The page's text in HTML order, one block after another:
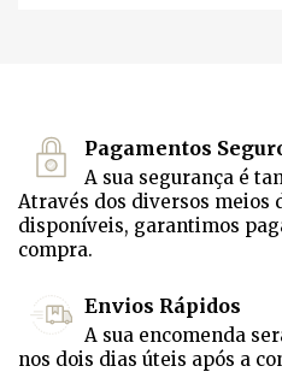
Pagamentos
A sua segurança é
Através dos diversos meios
disponíveis, garantimos
compra.
Envios Rápidos
A sua encomenda
nos dois dias úteis após a